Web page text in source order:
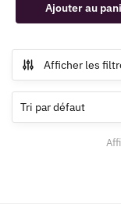
Ajouter au
Afficher les